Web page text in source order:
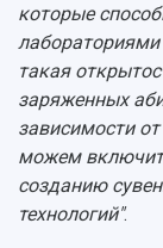
которые
лабораториями
такая
заряженных
зависимости
можем
созданию
технологий".